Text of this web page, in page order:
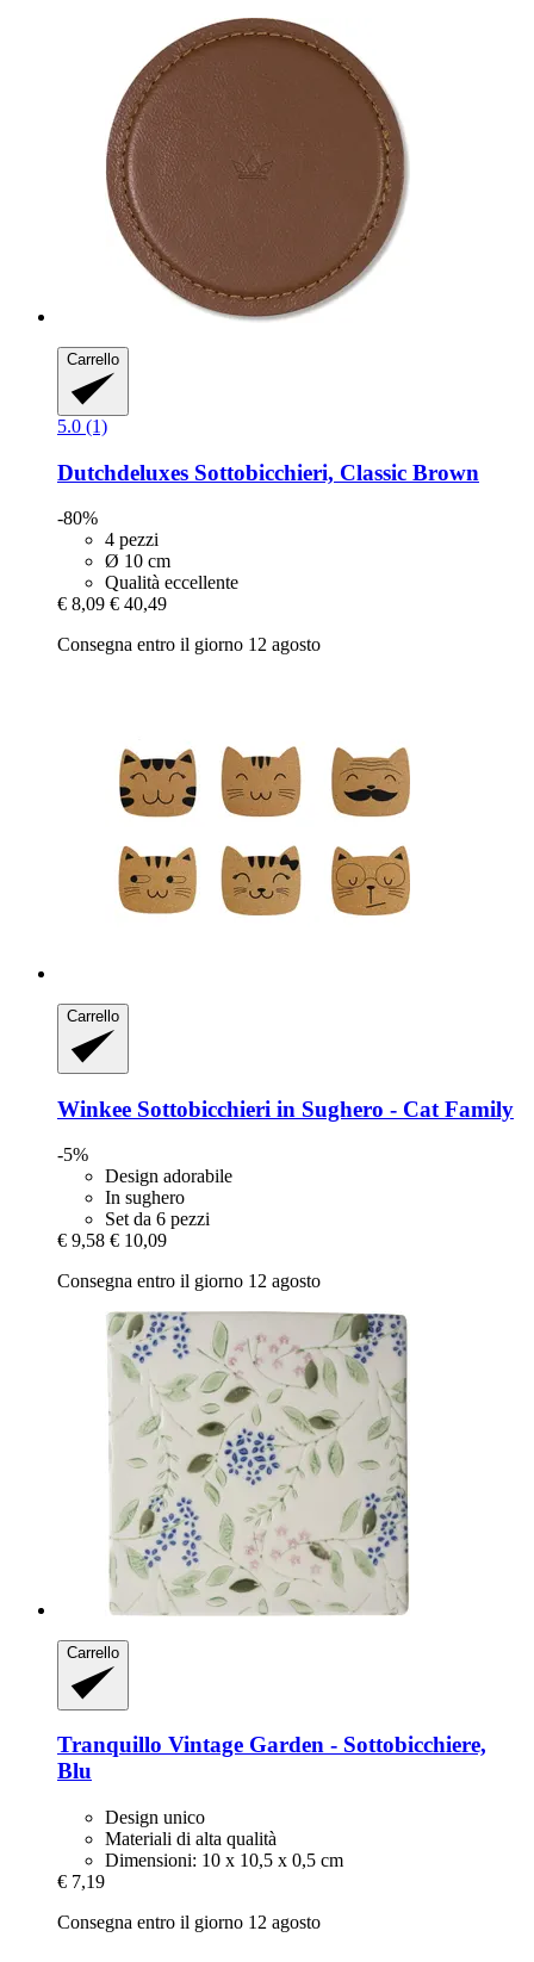
Carrello
5.0 (1)
Dutchdeluxes Sottobicchieri, Classic Brown
-80%
4 pezzi
Ø 10 cm
Qualità eccellente
€ 8,09 € 40,49
Consegna entro il giorno 12 agosto
Carrello
Winkee Sottobicchieri in Sughero -​ Cat Family
-5%
Design adorabile
In sughero
Set da 6 pezzi
€ 9,58 € 10,09
Consegna entro il giorno 12 agosto
Carrello
Tranquillo Vintage Garden -​ Sottobicchiere,
Blu
Design unico
Materiali di alta qualità
Dimensioni: 10 x 10,5 x 0,5 cm
€ 7,19
Consegna entro il giorno 12 agosto